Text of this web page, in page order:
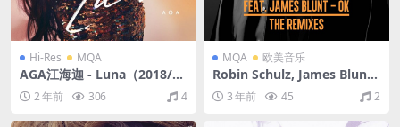
Hi-Res MQA
AGA江海迦 - Luna（2018/FL
AC/分轨/667M）(MQA/24bi
t/48kHz)
2 年前 306 4
MQA 欧美音乐
Robin Schulz, James Blunt -
OK (feat. James Blunt) [The
Remixes]（2017/FLAC/分
轨/205M）(MQA/16bit/44.1
3 年前 45 2